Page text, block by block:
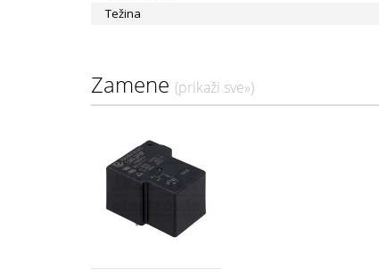
Težina
Zamene (prikaži sve»)